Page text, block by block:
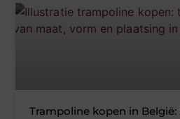
Trampoline kopen in